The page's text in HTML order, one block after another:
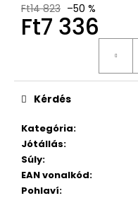
Ft14 823 –50 %
Ft7 336
Kategória:
Jótállás:
Súly:
EAN vonalkód:
Pohlaví:
Kérdés